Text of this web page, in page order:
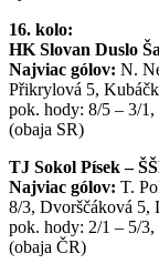
16. kolo:
HK Slovan Duslo
Najviac gólov: N.
Přikrylová 5,
pok. hody: 8/5 – 3/
(obaja SR)
TJ Sokol Písek –
Najviac gólov: T.
8/3, Dvorščáková 5,
pok. hody: 2/1 – 5/
(obaja ČR)